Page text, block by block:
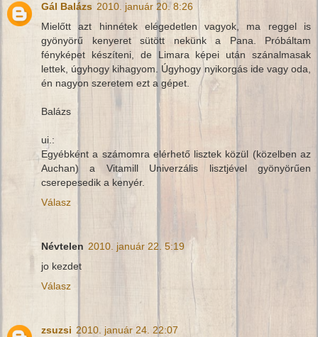
Gál Balázs 2010. január 20. 8:26
Mielőtt azt hinnétek elégedetlen vagyok, ma reggel is
gyönyörű kenyeret sütött nekünk a Pana. Próbáltam
fényképet készíteni, de Limara képei után szánalmasak
lettek, úgyhogy kihagyom. Úgyhogy nyikorgás ide vagy oda,
én nagyon szeretem ezt a gépet.
Balázs
ui.:
Egyébként a számomra elérhető lisztek közül (közelben az
Auchan) a Vitamill Univerzális lisztjével gyönyörűen
cserepesedik a kenyér.
Válasz
Névtelen 2010. január 22. 5:19
jo kezdet
Válasz
zsuzsi 2010. január 24. 22:07